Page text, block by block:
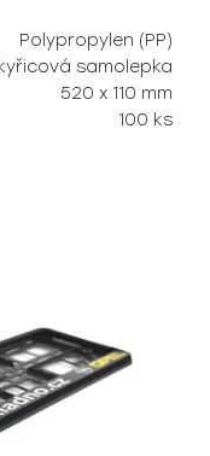
Polypropylen (PP)
samolepka
520 x 110 mm
100 ks